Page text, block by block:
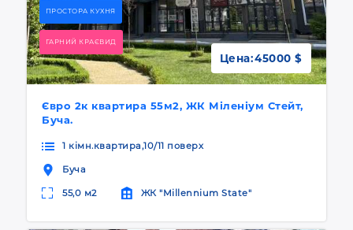
ПРОСТОРА КУХНЯ
ГАРНИЙ КРАЄВИД
Євро 2к квартира 55м2, ЖК Міленіум Стейт,
Буча.
Цена:45000 $
1 кімн.квартира,10/11 поверх
Буча
55,0 м2 ЖК "Millennium State"